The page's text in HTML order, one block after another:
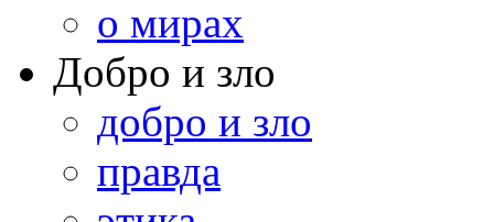
о мирах
Добро и зло
добро и зло
правда